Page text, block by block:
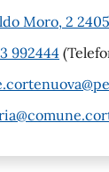
Moro, 2
992444